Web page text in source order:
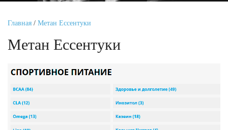
Главная / Метан Ессентуки
Метан Ессентуки